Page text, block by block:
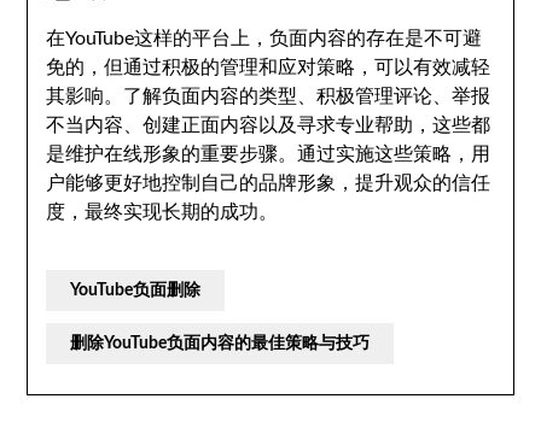
在YouTube这样的平台上，负面内容的存在是不可避
免的，但通过积极的管理和应对策略，可以有效减轻
其影响。了解负面内容的类型、积极管理评论、举报
不当内容、创建正面内容以及寻求专业帮助，这些都
是维护在线形象的重要步骤。通过实施这些策略，用
户能够更好地控制自己的品牌形象，提升观众的信任
度，最终实现长期的成功。
YouTube负面删除
删除YouTube负面内容的最佳策略与技巧